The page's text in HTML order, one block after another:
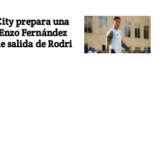
prepara una
Fernández
salida de Rodri